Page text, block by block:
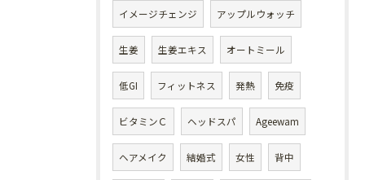
イメージチェンジ アップルウォッチ
生姜 生姜エキス オートミール
低GI フィットネス 発熱 免疫
ビタミンＣ ヘッドスパ Ageewam
ヘアメイク 結婚式 女性 背中